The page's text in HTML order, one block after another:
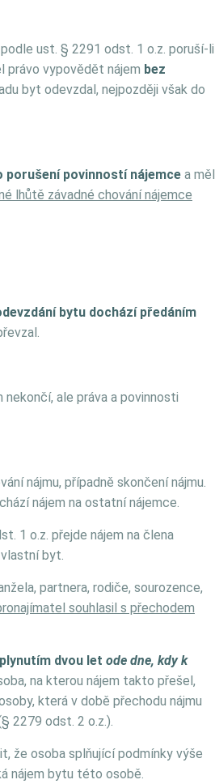
ust. § 2291 odst. 1 o.z. poruší-li
právo vypovědět nájem bez
byt odevzdal, nejpozději však do
porušení povinností nájemce a měl
lhůtě závadné chování nájemce
bytu dochází předáním
nekončí, ale práva a povinnosti
nájmu, případně skončení nájmu.
nájem na ostatní nájemce.
1 o.z. přejde nájem na člena
byt.
partnera, rodiče, sourozence,
souhlasil s přechodem
dvou let ode dne, kdy k
na kterou nájem takto přešel,
která v době přechodu nájmu
2279 odst. 2 o.z.).
že osoba splňující podmínky výše
nájem bytu této osobě.